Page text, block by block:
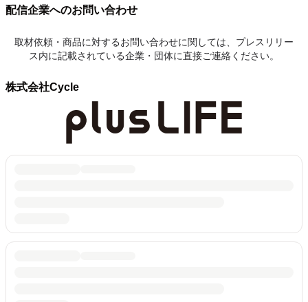
配信企業へのお問い合わせ
取材依頼・商品に対するお問い合わせに関しては、プレスリリー
ス内に記載されている企業・団体に直接ご連絡ください。
株式会社Cycle